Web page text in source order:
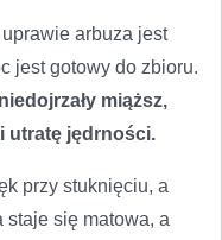
arbuza jest
jest gotowy do zbioru.
miąższ,
utratę jędrności.
przy stuknięciu, a
staje się matowa, a